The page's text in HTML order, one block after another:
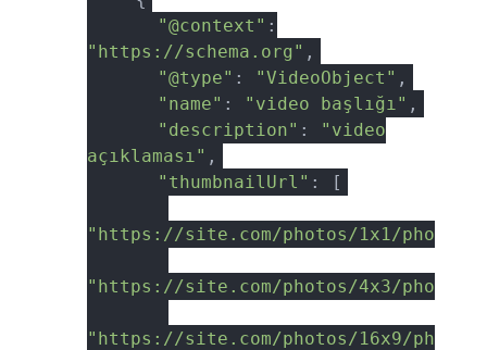
"@context" :
"https://schema.org" ,
"@type" : "VideoObject" ,
"name" : "video başlığı" ,
"description" :
"video
açıklaması" ,
"thumbnailUrl" : [
"https://site.com/photos/1x1/
"https://site.com/photos/4x3/
"https://site.com/photos/16x9/